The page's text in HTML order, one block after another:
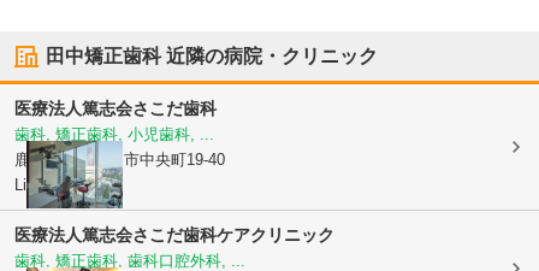
田中矯正歯科近隣の病院・クリニック
医療法人篤志会さこだ歯科
歯科, 矯正歯科, 小児歯科, ...
鹿児島県鹿児島市中央町19-40
Li-Ka1920 6F
医療法人篤志会さこだ歯科ケアクリニック
歯科, 矯正歯科, 歯科口腔外科, ...